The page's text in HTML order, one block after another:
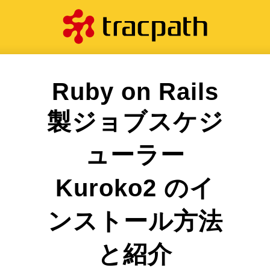
Ruby on Rails
製ジョブスケジ
ューラー
Kuroko2 のイ
ンストール方法
と紹介